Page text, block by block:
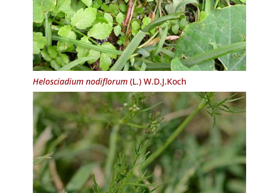
Helosciadium nodiflorum(L.) W.D.J.Koch